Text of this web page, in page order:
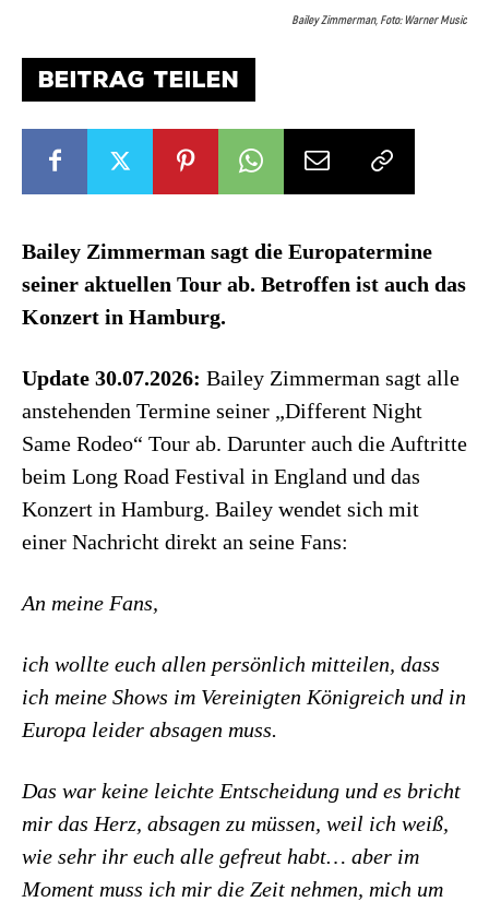
Bailey Zimmerman, Foto: Warner Music
BEITRAG TEILEN
Bailey Zimmerman sagt die Europatermine
seiner aktuellen Tour ab. Betroffen ist auch das
Konzert in Hamburg.
Update 30.07.2026: Bailey Zimmerman sagt alle
anstehenden Termine seiner „Different Night
Same Rodeo“ Tour ab. Darunter auch die Auftritte
beim Long Road Festival in England und das
Konzert in Hamburg. Bailey wendet sich mit
einer Nachricht direkt an seine Fans:
An meine Fans,
ich wollte euch allen persönlich mitteilen, dass
ich meine Shows im Vereinigten Königreich und in
Europa leider absagen muss.
Das war keine leichte Entscheidung und es bricht
mir das Herz, absagen zu müssen, weil ich weiß,
wie sehr ihr euch alle gefreut habt… aber im
Moment muss ich mir die Zeit nehmen, mich um